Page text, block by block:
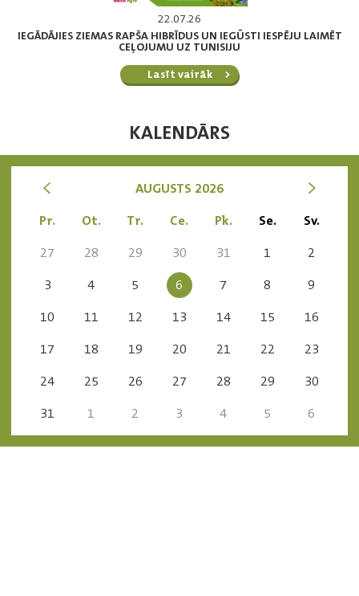
22.07.26
IEGĀDĀJIES ZIEMAS RAPŠA HIBRĪDUS UN IEGŪSTI IESPĒJU LAIMĒT
CEĻOJUMU UZ TUNISIJU
Lasīt vairāk
KALENDĀRS
< AUGUSTS 2026 >
Pr. Ot. Tr. Ce. Pk. Se.
Sv.
27
28 29 30 31 1
2
3
4 5 6 7 8
9
10
11 12 13 14 15
16
17
18 19 20 21 22
23
24
25 26 27 28 29
30
31
1 2 3 4 5 6